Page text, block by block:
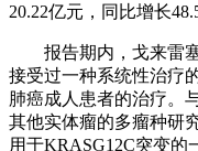
20.22亿元，同比增长
报告期内，戈来雷
接受过一种系统性治疗
肺癌成人患者的治疗。
其他实体瘤的多瘤种研
用于KRASG12C突变